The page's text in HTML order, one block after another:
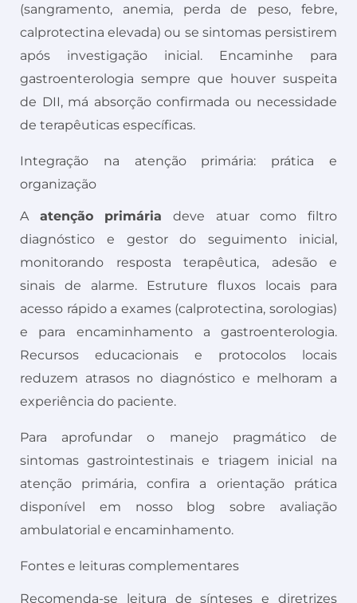
(sangramento, anemia, perda de peso, febre,
calprotectina elevada) ou se sintomas persistirem
após investigação inicial. Encaminhe para
gastroenterologia sempre que houver suspeita
de DII, má absorção confirmada ou necessidade
de terapêuticas específicas.
Integração na atenção primária: prática e
organização
A atenção primária deve atuar como filtro
diagnóstico e gestor do seguimento inicial,
monitorando resposta terapêutica, adesão e
sinais de alarme. Estruture fluxos locais para
acesso rápido a exames (calprotectina, sorologias)
e para encaminhamento a gastroenterologia.
Recursos educacionais e protocolos locais
reduzem atrasos no diagnóstico e melhoram a
experiência do paciente.
Para aprofundar o manejo pragmático de
sintomas gastrointestinais e triagem inicial na
atenção primária, confira a orientação prática
disponível em nosso blog sobre avaliação
ambulatorial e encaminhamento.
Fontes e leituras complementares
Recomenda-se leitura de sínteses e diretrizes